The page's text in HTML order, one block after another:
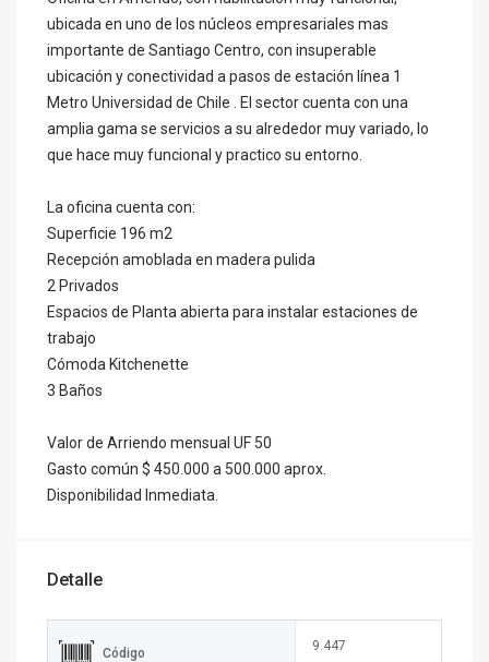
ubicada en uno de los núcleos empresariales mas
importante de Santiago Centro, con insuperable
ubicación y conectividad a pasos de estación línea 1
Metro Universidad de Chile . El sector cuenta con una
amplia gama se servicios a su alrededor muy variado, lo
que hace muy funcional y practico su entorno.
La oficina cuenta con:
Superficie 196 m2
Recepción amoblada en madera pulida
2 Privados
Espacios de Planta abierta para instalar estaciones de
trabajo
Cómoda Kitchenette
3 Baños
Valor de Arriendo mensual UF 50
Gasto común $ 450.000 a 500.000 aprox.
Disponibilidad Inmediata.
Detalle
Código
9.447